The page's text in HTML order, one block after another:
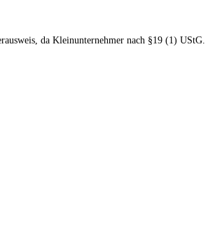
da Kleinunternehmer nach §19 (1) UStG.